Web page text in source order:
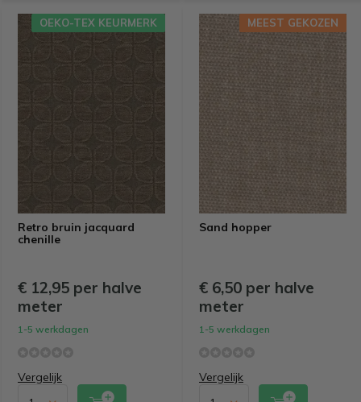
Retro bruin jacquard
chenille
OEKO-TEX KEURMERK
€ 12,95 per halve
meter
1-5 werkdagen
Vergelijk
Sand hopper
MEEST GEKOZEN
€ 6,50 per halve
meter
1-5 werkdagen
Vergelijk